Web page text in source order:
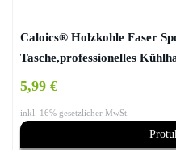
Caloics® Holzkohle Faser
Tasche,professionelles
beim Laufen,
Golf und alle anderen
5,99 €
inkl. 16% gesetzlicher MwSt.